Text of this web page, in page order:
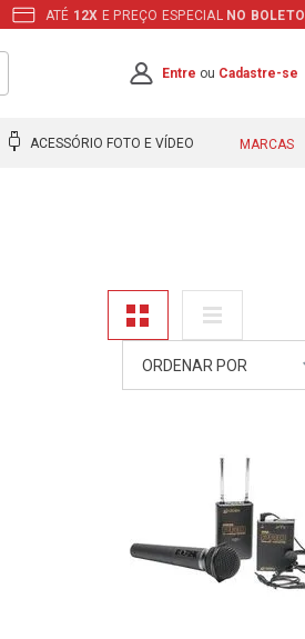
ATÉ 12X E PREÇO ESPECIAL NO BOLETO
Entre ou Cadastre-se
ACESSÓRIO FOTO E VÍDEO MARCAS
ORDENAR POR
Maior Preço
Menor Preço